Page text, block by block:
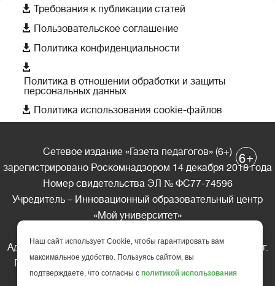
 Требования к публикации статей
 Пользовательское соглашение
 Политика конфиденциальности

Политика в отношении обработки и защиты
персональных данных
 Политика использования cookie-файлов
Сетевое издание «Газета педагогов» (6+)
зарегистрировано Роскомнадзором 14 декабря 2018 года
Номер свидетельства ЭЛ № ФС77-74596
Учредитель – Инновационный образовательный центр
«Мой университет»
Адрес редакции: 185035 Россия, Республика Карелия, г.
Петрозаводск, ул. Фридриха Энгельса д.10, офис 211
Телефон редакции: +7 (499) 685-10-45
6+
Наш сайт использует Cookie, чтобы гарантировать вам
максимальное удобство. Пользуясь сайтом, вы
подтверждаете, что согласны с политикой использования